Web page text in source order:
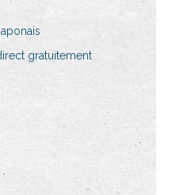
gratuitement